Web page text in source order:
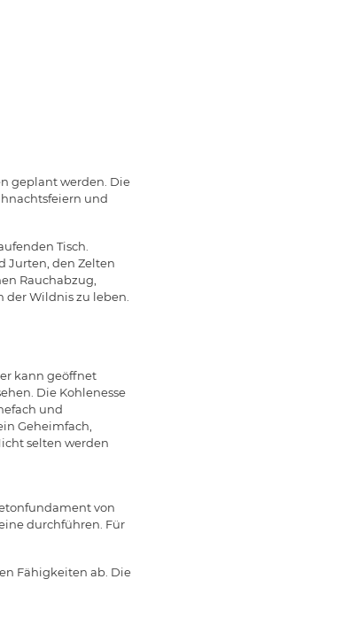
geplant werden. Die
und
Tisch.
Jurten, den Zelten
Rauchabzug,
Wildnis zu leben.
kann geöffnet
Die Kohlenesse
und
Geheimfach,
selten werden
von
durchführen. Für
Fähigkeiten ab. Die